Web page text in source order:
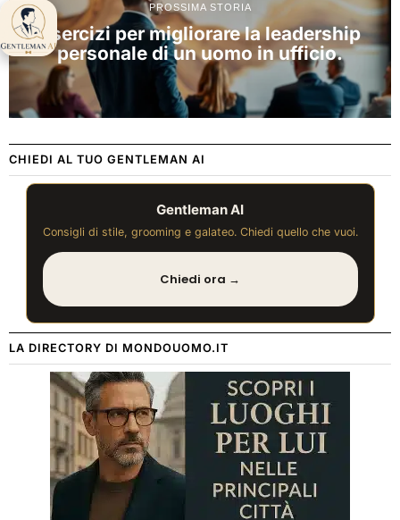
PROSSIMA STORIA
Esercizi per migliorare la leadership
personale di un uomo in ufficio.
CHIEDI AL TUO GENTLEMAN AI
Gentleman AI
Consigli di stile, grooming e galateo. Chiedi quello che vuoi.
Chiedi ora →
LA DIRECTORY DI MONDOUOMO.IT
Gentleman AI ti
aspetta 👋